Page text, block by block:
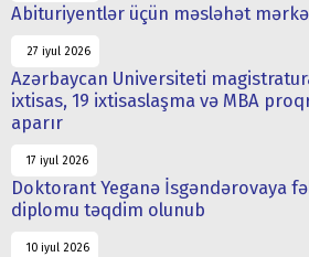
Abituriyentlər üçün məsləhət
27 iyul 2026
Azərbaycan Universiteti
ixtisas, 19 ixtisaslaşma və MBA
aparır
17 iyul 2026
Doktorant Yeganə İsgəndərovaya
diplomu təqdim olunub
10 iyul 2026